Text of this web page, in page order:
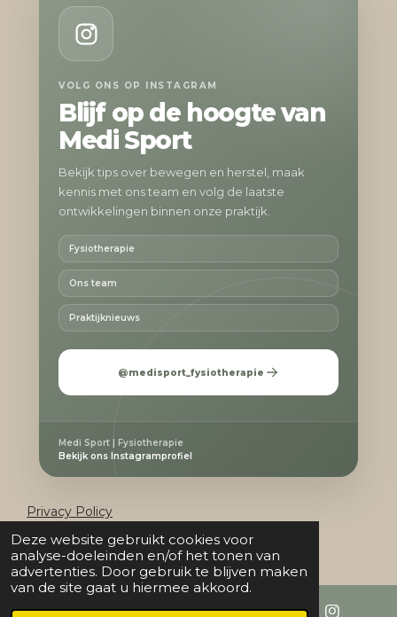
Deze website gebruikt cookies voor
analyse-doeleinden en/of het tonen van
advertenties. Door gebruik te blijven maken
van de site gaat u hiermee akkoord.
VOLG ONS OP INSTAGRAM
Blijf op de hoogte van
Medi Sport
Bekijk tips over bewegen en herstel, maak
kennis met ons team en volg de laatste
ontwikkelingen binnen onze praktijk.
Fysiotherapie
Ons team
Praktijknieuws
@medisport_fysiotherapie
Medi Sport | Fysiotherapie
Bekijk ons Instagramprofiel
Privacy Policy
Powered by JouwWeb